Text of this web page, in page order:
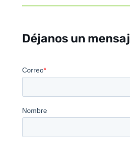
Déjanos un